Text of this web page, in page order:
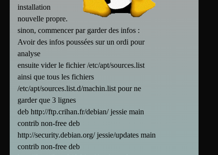
installation
nouvelle propre.
sinon, commencer par garder des infos :
Avoir des infos poussées sur un ordi pour
analyse
ensuite vider le fichier /etc/apt/sources.list
ainsi que tous les fichiers
/etc/apt/sources.list.d/machin.list pour ne
garder que 3 lignes
deb http://ftp.crihan.fr/debian/ jessie main
contrib non-free deb
http://security.debian.org/ jessie/updates main
contrib non-free deb